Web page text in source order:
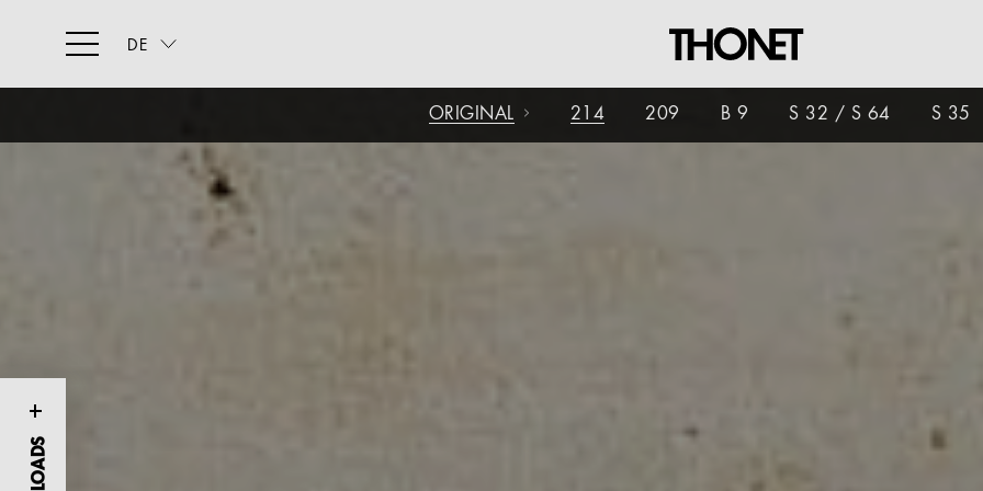
DE
ORIGINAL 214 209 B 9 S 32 / S 64 S 35